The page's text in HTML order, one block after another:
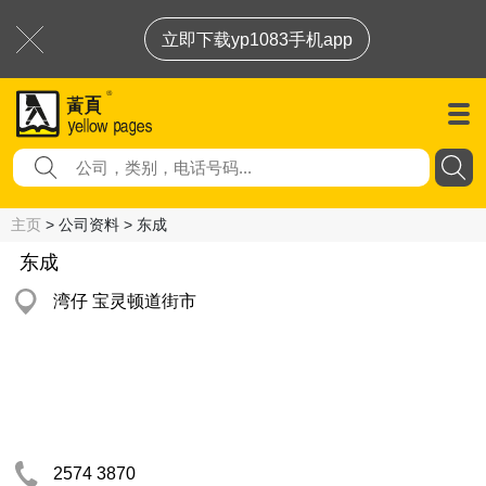
立即下载yp1083手机app
主页 > 公司资料 > 东成
东成
湾仔 宝灵顿道街市
2574 3870